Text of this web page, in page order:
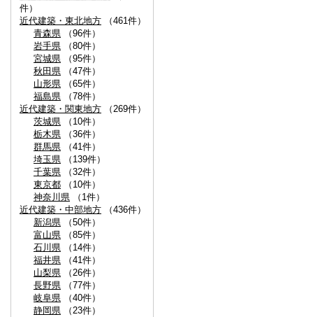
件）
近代建築・東北地方 （461件）
青森県 （96件）
岩手県 （80件）
宮城県 （95件）
秋田県 （47件）
山形県 （65件）
福島県 （78件）
近代建築・関東地方 （269件）
茨城県 （10件）
栃木県 （36件）
群馬県 （41件）
埼玉県 （139件）
千葉県 （32件）
東京都 （10件）
神奈川県 （1件）
近代建築・中部地方 （436件）
新潟県 （50件）
富山県 （85件）
石川県 （14件）
福井県 （41件）
山梨県 （26件）
長野県 （77件）
岐阜県 （40件）
静岡県 （23件）